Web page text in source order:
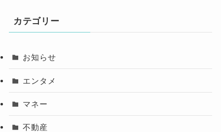
カテゴリー
お知らせ
エンタメ
マネー
不動産